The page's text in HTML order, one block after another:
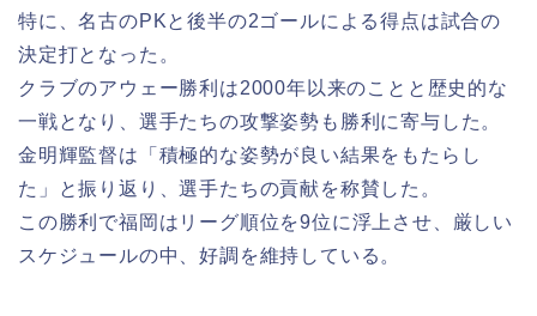
特に、名古のPKと後半の2ゴールによる得点は試合の
決定打となった。
クラブのアウェー勝利は2000年以来のことと歴史的な
一戦となり、選手たちの攻撃姿勢も勝利に寄与した。
金明輝監督は「積極的な姿勢が良い結果をもたらし
た」と振り返り、選手たちの貢献を称賛した。
この勝利で福岡はリーグ順位を9位に浮上させ、厳しい
スケジュールの中、好調を維持している。